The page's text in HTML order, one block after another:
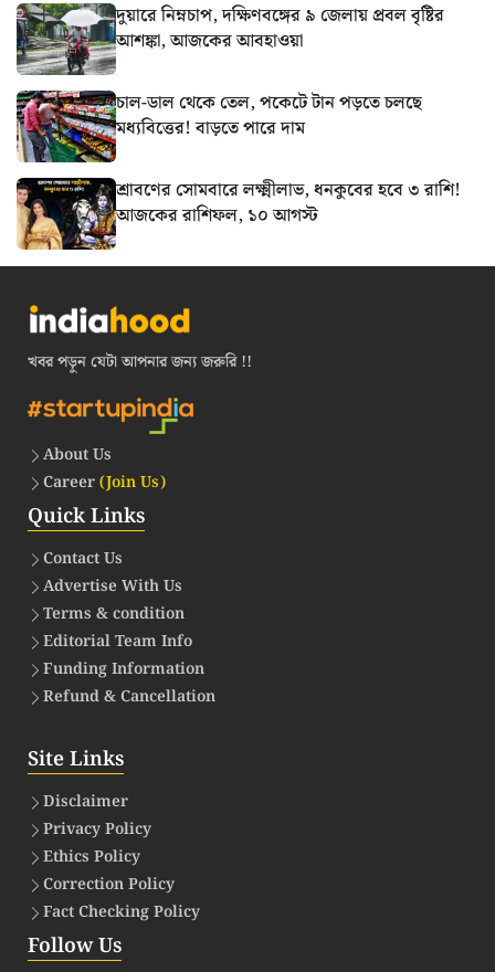
দুয়ারে নিম্নচাপ, দক্ষিণবঙ্গের ৯ জেলায় প্রবল বৃষ্টির
আশঙ্কা, আজকের আবহাওয়া
চাল-ডাল থেকে তেল, পকেটে টান পড়তে চলছে
মধ্যবিত্তের! বাড়তে পারে দাম
শ্রাবণের সোমবারে লক্ষ্মীলাভ, ধনকুবের হবে ৩ রাশি!
আজকের রাশিফল, ১০ আগস্ট
খবর পড়ুন যেটা আপনার জন্য জরুরি !!
About Us
Career(Join Us)
Quick Links
Contact Us
Advertise With Us
Terms & condition
Editorial Team Info
Funding Information
Refund & Cancellation
Site Links
Disclaimer
Privacy Policy
Ethics Policy
Correction Policy
Fact Checking Policy
Follow Us